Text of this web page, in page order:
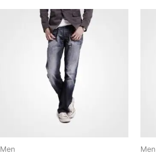
Men Men